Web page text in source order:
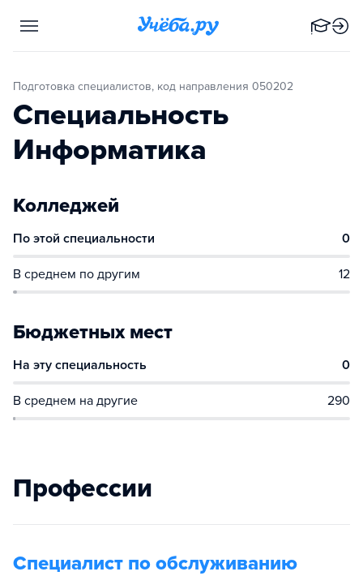
Подготовка специалистов, код направления 050202
Специальность
Информатика
Колледжей
По этой специальности 0
В среднем по другим 12
Бюджетных мест
На эту специальность 0
В среднем на другие 290
Профессии
Специалист по обслуживанию